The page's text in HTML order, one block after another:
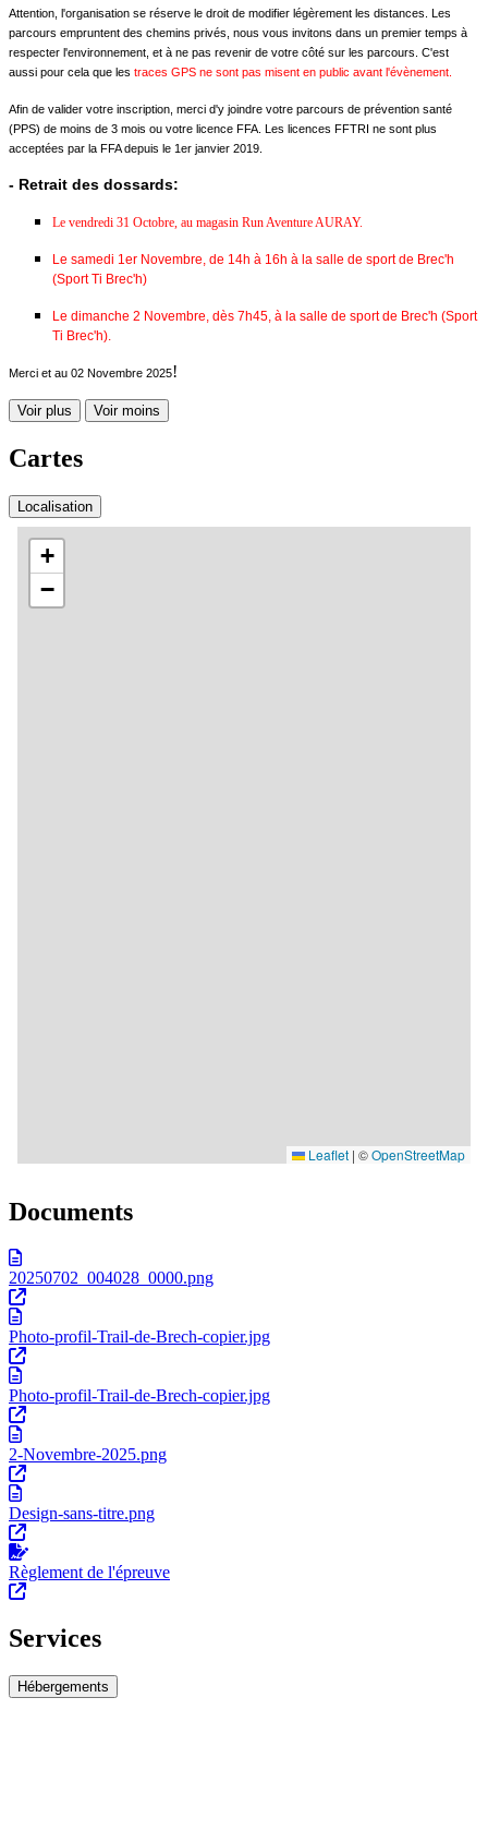
Attention, l'organisation se réserve le droit de modifier légèrement les distances. Les
parcours empruntent des chemins privés, nous vous invitons dans un premier temps à
respecter l'environnement, et à ne pas revenir de votre côté sur les parcours. C'est
aussi pour cela que les traces GPS ne sont pas misent en public avant l'évènement.
Afin de valider votre inscription, merci d'y joindre votre parcours de prévention santé
(PPS) de moins de 3 mois ou votre licence FFA. Les licences FFTRI ne sont plus
acceptées par la FFA depuis le 1er janvier 2019.
- Retrait des dossards:
Le vendredi 31 Octobre, au magasin Run Aventure AURAY.
Le samedi 1er Novembre, de 14h à 16h à la salle de sport de Brec'h
(Sport Ti Brec'h)
Le dimanche 2 Novembre, dès 7h45, à la salle de sport de Brec'h (Sport
Ti Brec'h).
Merci et au 02 Novembre 2025!
Voir plus Voir moins
Cartes
Localisation
Documents
20250702_004028_0000.png
Photo-profil-Trail-de-Brech-copier.jpg
Photo-profil-Trail-de-Brech-copier.jpg
2-Novembre-2025.png
Design-sans-titre.png
Règlement de l'épreuve
Services
Hébergements